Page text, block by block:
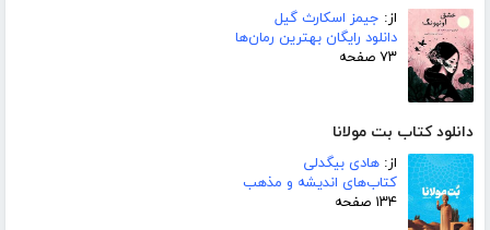
از: جیمز اسکارث گیل
دانلود رایگان بهترین رمان‌ها
۷۳ صفحه
دانلود کتاب بت مولانا
از: هادی بیگدلی
کتاب‌های اندیشه و مذهب
۱۳۴ صفحه